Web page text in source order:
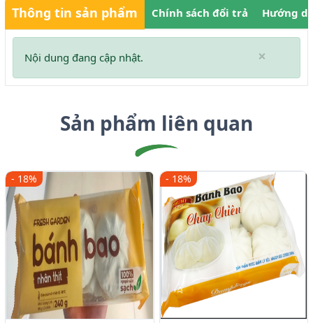
Thông tin sản phẩm Chính sách đổi trả Hướng
×
Nội dung đang cập nhật.
Sản phẩm liên quan
- 18% - 18%